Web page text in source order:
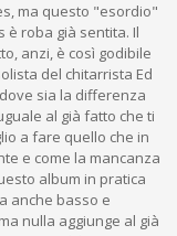
ma questo "esordio"
è roba già sentita. Il
anzi, è così godibile
del chitarrista Ed
sia la differenza
al già fatto che ti
a fare quello che in
e come la mancanza
album in pratica
anche basso e
nulla aggiunge al già